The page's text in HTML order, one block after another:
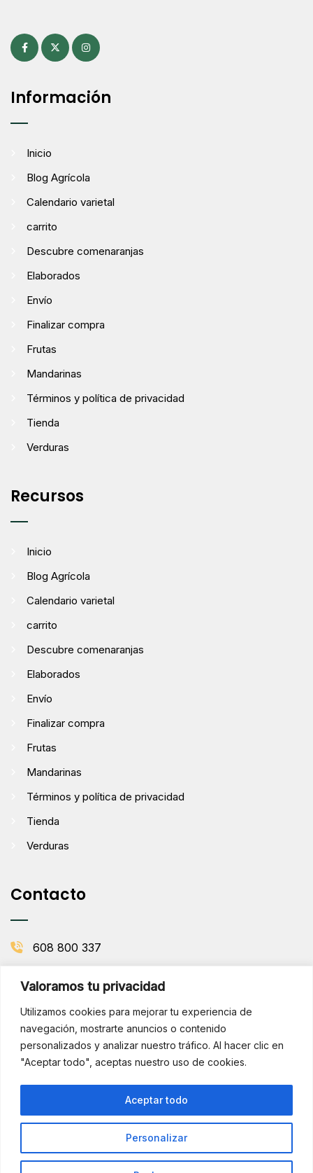
Valoramos tu privacidad
Utilizamos cookies para mejorar tu experiencia de
navegación, mostrarte anuncios o contenido
personalizados y analizar nuestro tráfico. Al hacer clic en
"Aceptar todo", aceptas nuestro uso de cookies.
Personalizar
Aceptar todo
¡Hola!
por WhatsApp
Información
Inicio
Blog Agrícola
Calendario varietal
carrito
Descubre comenaranjas
Elaborados
Envío
Finalizar compra
Frutas
Mandarinas
Términos y política de privacidad
Tienda
Verduras
Recursos
Inicio
Blog Agrícola
Calendario varietal
carrito
Descubre comenaranjas
Elaborados
Envío
Finalizar compra
Frutas
Mandarinas
Términos y política de privacidad
Tienda
Verduras
Contacto
608 800 337
Picanya, Valencia
BOLETÍN DE LA HUERTA
Copyright © 2025 Comenaranjas. Todos los derechos